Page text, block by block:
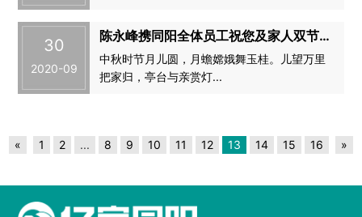
30
2020-09
陈永峰携同阳全体员工祝您及家人双节快乐
中秋时节月儿圆，月蟾嫦娥舞玉桂。儿望万里
把家归，亭台与亲赏灯...
« 1 2 ... 8 9 10 11 12 13 14 15 16 »